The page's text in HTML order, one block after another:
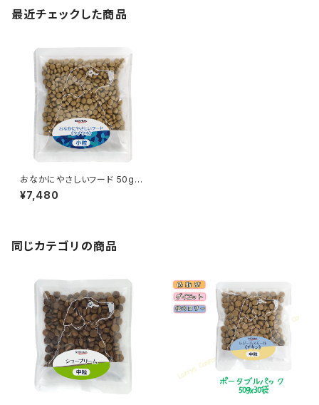
最近チェックした商品
おなかにやさしいフード 50gｘ
30 ポータブルパック ドッグフー
ド ナチュラルハーベスト お腹の
¥7,480
同じカテゴリの商品